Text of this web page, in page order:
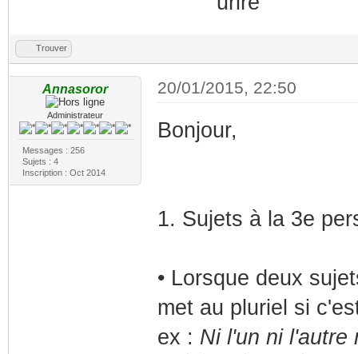
Trouver
Annasoror
Administrateur
Messages : 256
Sujets : 4
Inscription : Oct 2014
20/01/2015, 22:50
Bonjour,
1. Sujets à la 3e
• Lorsque deux
met au pluriel si
ex : Ni l'un ni l'autre